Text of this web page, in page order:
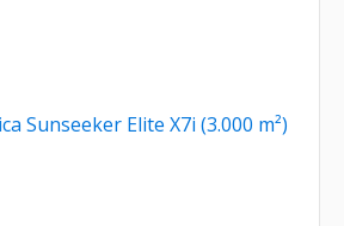
Sunseeker Elite X7i (3.000 m²)